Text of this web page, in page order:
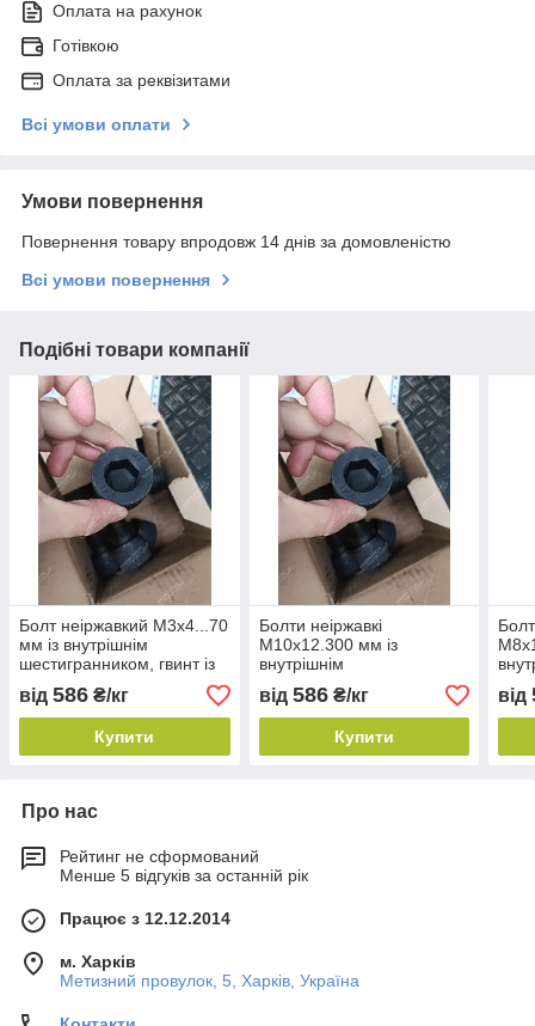
Оплата на рахунок
Готівкою
Оплата за реквізитами
Всі умови оплати
Умови повернення
Повернення товару впродовж 14 днів за домовленістю
Всі умови повернення
Подібні товари компанії
Болт неіржавкий М3х4...70
мм із внутрішнім
шестигранником, гвинт із
внутрішнім
шестигранником, болт DIN
912.
від 586 ₴/кг
Купити
Болти неіржавкі
М10х12.300 мм із
внутрішнім
шестигранником, гвинти з
внутрішнім
шестигранником, болти
від 586₴/кг
Купити
від
Про нас
Рейтинг не сформований
Менше 5 відгуків за останній рік
Працює з 12.12.2014
м. Харків
Метизний провулок, 5, Харків, Україна